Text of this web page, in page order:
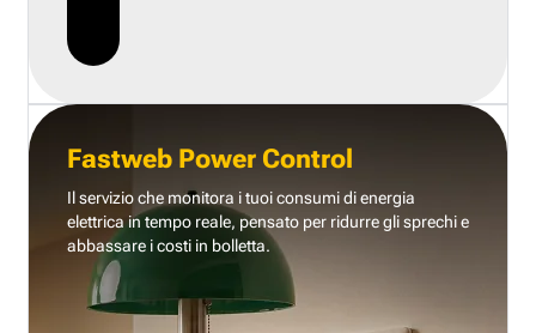
Fastweb Power Control
Il servizio che monitora i tuoi consumi di energia
elettrica in tempo reale, pensato per ridurre gli sprechi e
abbassare i costi in bolletta.